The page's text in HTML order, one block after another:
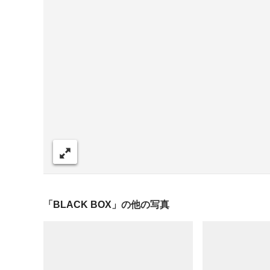
「 BLACK BOX 」の他の写真